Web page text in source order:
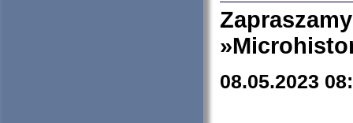
08.05.2023